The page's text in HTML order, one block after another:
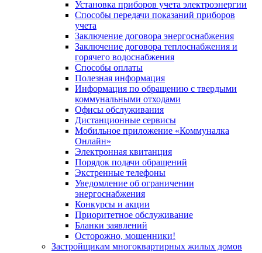
Установка приборов учета электроэнергии
Способы передачи показаний приборов
учета
Заключение договора энергоснабжения
Заключение договора теплоснабжения и
горячего водоснабжения
Способы оплаты
Полезная информация
Информация по обращению с твердыми
коммунальными отходами
Офисы обслуживания
Дистанционные сервисы
Мобильное приложение «Коммуналка
Онлайн»
Электронная квитанция
Порядок подачи обращений
Экстренные телефоны
Уведомление об ограничении
энергоснабжения
Конкурсы и акции
Приоритетное обслуживание
Бланки заявлений
Осторожно, мошенники!
Застройщикам многоквартирных жилых домов